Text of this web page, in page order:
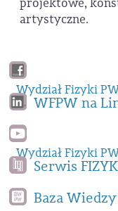
projektowe,
artystyczne.
Wydział Fizyki
WFPW na
Wydział Fizyki
Serwis
Baza